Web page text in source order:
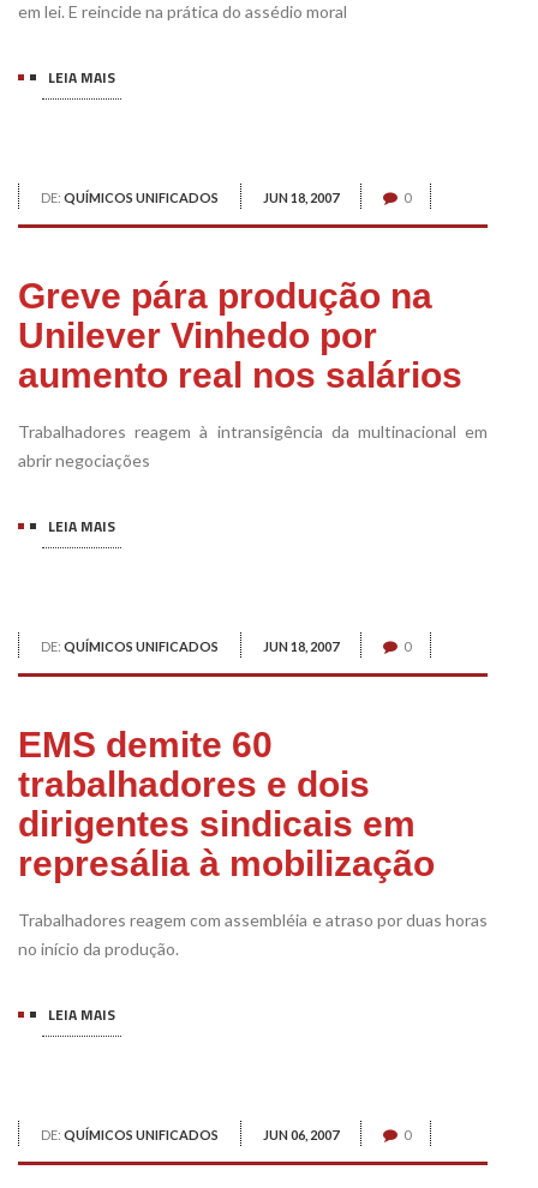
em lei. E reincide na prática do assédio moral
LEIA MAIS
DE: QUÍMICOS UNIFICADOS JUN 18, 2007 0
Greve pára produção na
Unilever Vinhedo por
aumento real nos salários
Trabalhadores reagem à intransigência da multinacional em
abrir negociações
LEIA MAIS
DE: QUÍMICOS UNIFICADOS JUN 18, 2007 0
EMS demite 60
trabalhadores e dois
dirigentes sindicais em
represália à mobilização
Trabalhadores reagem com assembléia e atraso por duas horas
no início da produção.
LEIA MAIS
DE: QUÍMICOS UNIFICADOS JUN 06, 2007 0